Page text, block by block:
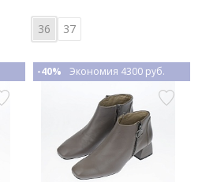
36 37
-40% Экономия 4300 руб.